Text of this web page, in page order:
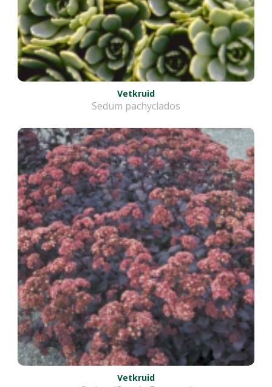
Vetkruid
Sedum pachyclados
Vetkruid